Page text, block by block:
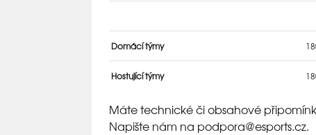
Domácí týmy
Hostující týmy
Máte technické či obsahové
Napište nám na podpora@esports.cz.